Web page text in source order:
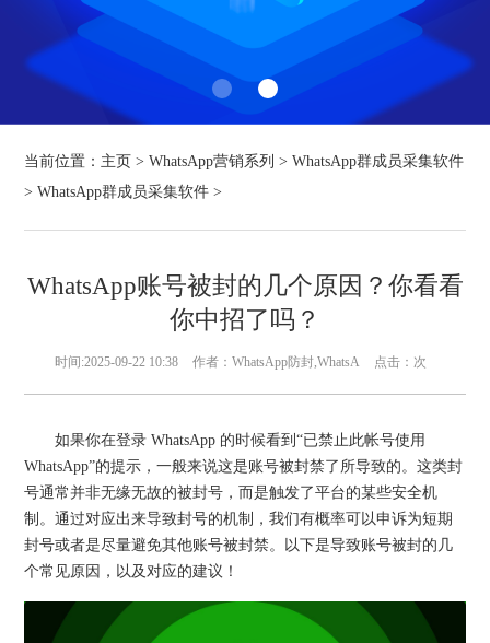
当前位置： 主页 >WhatsApp营销系列 >WhatsApp群成员采集软件
>WhatsApp群成员采集软件 >
WhatsApp账号被封的几个原因？你看看
你中招了吗？
时间:2025-09-22 10:38 作者：WhatsApp防封,WhatsA 点击： 次
如果你在登录 WhatsApp 的时候看到“已禁止此帐号使用
WhatsApp”的提示，一般来说这是账号被封禁了所导致的。这类封
号通常并非无缘无故的被封号，而是触发了平台的某些安全机
制。通过对应出来导致封号的机制，我们有概率可以申诉为短期
封号或者是尽量避免其他账号被封禁。以下是导致账号被封的几
个常见原因，以及对应的建议！